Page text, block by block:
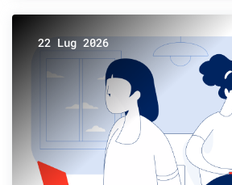
22 Lug 2026